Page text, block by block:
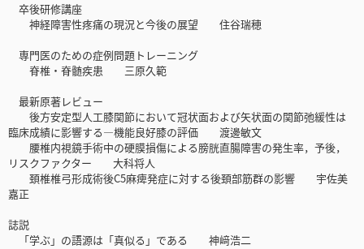
卒後研修講座
神経障害性疼痛の現況と今後の展望 住谷瑞穂
専門医のための症例問題トレーニング
脊椎・脊髄疾患 三原久範
最新原著レビュー
後方安定型人工膝関節において冠状面および矢状面の関節弛緩性は
臨床成績に影響する―機能良好膝の評価 渡邊敏文
腰椎内視鏡手術中の硬膜損傷による膀胱直腸障害の発生率，予後，
リスクファクター 大科将人
頚椎椎弓形成術後C5麻痺発症に対する後頚部筋群の影響 宇佐美
嘉正
誌説
「学ぶ」の語源は「真似る」である 神﨑浩二